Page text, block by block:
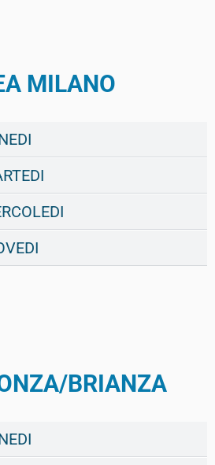
MILANO
BRIANZA